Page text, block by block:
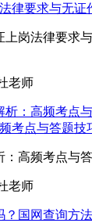
律要求与无证
岗法律要求
老师
考点与答题技
高频考点与
老师